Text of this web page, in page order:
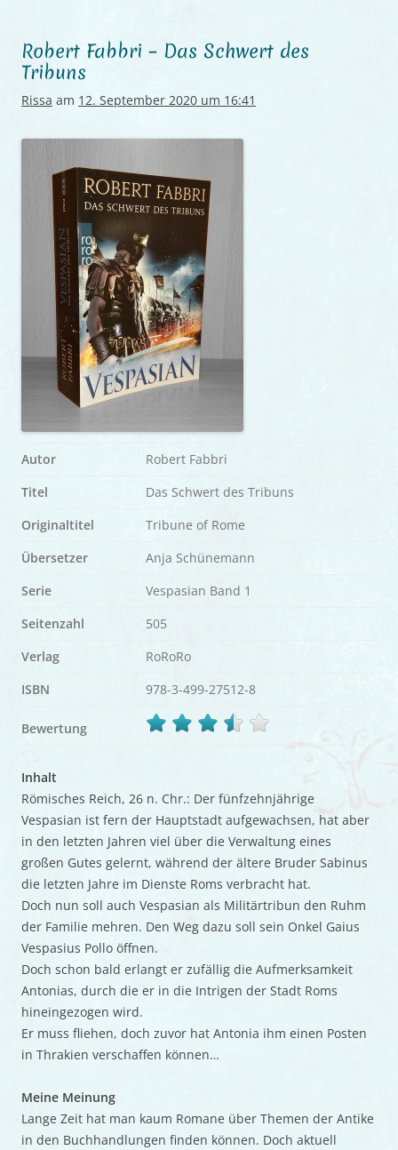
Robert Fabbri – Das Schwert des
Tribuns
Rissa am 12. September 2020 um 16:41
Autor
Robert Fabbri
Titel
Das Schwert des Tribuns
Originaltitel
Tribune of Rome
Übersetzer
Anja Schünemann
Serie
Vespasian Band 1
Seitenzahl
505
Verlag
RoRoRo
ISBN
978-3-499-27512-8
Bewertung
Inhalt
Römisches Reich, 26 n. Chr.: Der fünfzehnjährige
Vespasian ist fern der Hauptstadt aufgewachsen, hat aber
in den letzten Jahren viel über die Verwaltung eines
großen Gutes gelernt, während der ältere Bruder Sabinus
die letzten Jahre im Dienste Roms verbracht hat.
Doch nun soll auch Vespasian als Militärtribun den Ruhm
der Familie mehren. Den Weg dazu soll sein Onkel Gaius
Vespasius Pollo öffnen.
Doch schon bald erlangt er zufällig die Aufmerksamkeit
Antonias, durch die er in die Intrigen der Stadt Roms
hineingezogen wird.
Er muss fliehen, doch zuvor hat Antonia ihm einen Posten
in Thrakien verschaffen können…
Meine Meinung
Lange Zeit hat man kaum Romane über Themen der Antike
in den Buchhandlungen finden können. Doch aktuell